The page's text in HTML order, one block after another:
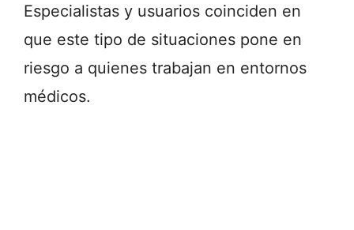
Especialistas y usuarios coinciden en
que este tipo de situaciones pone en
riesgo a quienes trabajan en entornos
médicos.